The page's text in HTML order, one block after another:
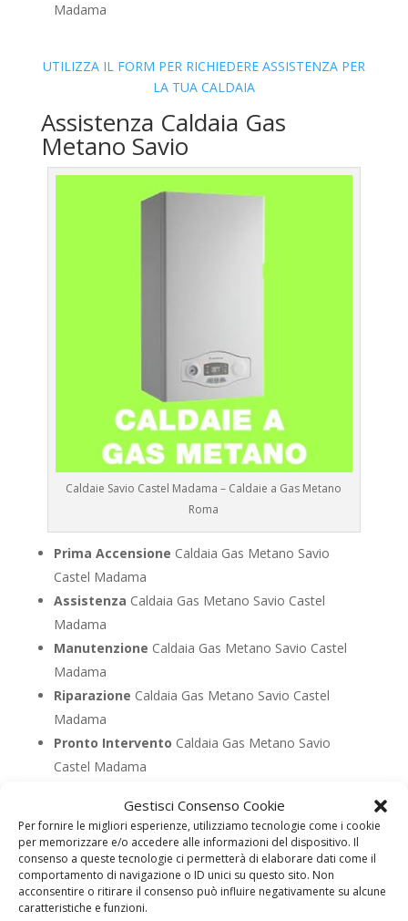
Gestisci Consenso Cookie
Per fornire le migliori esperienze, utilizziamo tecnologie come i cookie
per memorizzare e/o accedere alle informazioni del dispositivo. Il
consenso a queste tecnologie ci permetterà di elaborare dati come il
comportamento di navigazione o ID unici su questo sito. Non
acconsentire o ritirare il consenso può influire negativamente su alcune
caratteristiche e funzioni.
Madama
UTILIZZA IL FORM PER RICHIEDERE ASSISTENZA PER
LA TUA CALDAIA
Assistenza Caldaia Gas
Metano Savio
Caldaie Savio Castel Madama – Caldaie a Gas Metano
Roma
Prima Accensione Caldaia Gas Metano Savio
Castel Madama
Assistenza Caldaia Gas Metano Savio Castel
Madama
Manutenzione Caldaia Gas Metano Savio Castel
Madama
Riparazione Caldaia Gas Metano Savio Castel
Madama
Pronto Intervento Caldaia Gas Metano Savio
Castel Madama
PuliziaCaldaia Gas Metano Savio Castel Madama
Controllo FumiCaldaia Gas Metano Savio Castel
Madama
Bollino BluCaldaia Gas Metano Savio Castel